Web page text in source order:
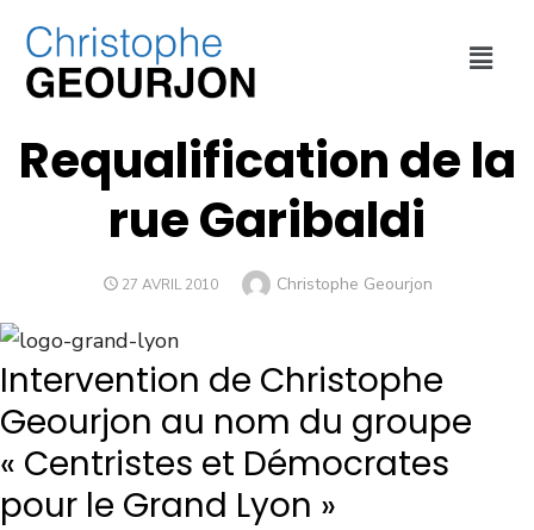
DÉPLACEMENTS, ENVIRONNEMENT
URBANISME
Requalification de la
rue Garibaldi
27 AVRIL 2010 Christophe Geourjon
Intervention de Christophe
Geourjon au nom du groupe
« Centristes et Démocrates
pour le Grand Lyon »